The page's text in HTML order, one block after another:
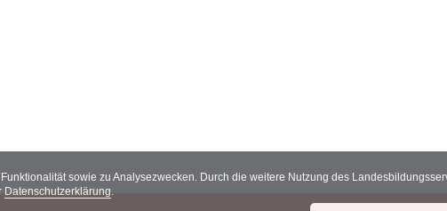
sowie zu Analysezwecken. Durch die weitere Nutzung des
Datenschutzerklärung.